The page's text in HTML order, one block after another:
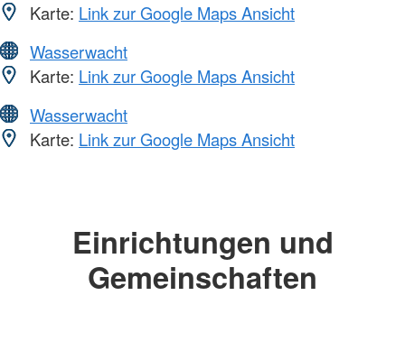
Karte: Link zur Google Maps Ansicht
Wasserwacht
Karte: Link zur Google Maps Ansicht
Wasserwacht
Karte: Link zur Google Maps Ansicht
Einrichtungen und
Gemeinschaften